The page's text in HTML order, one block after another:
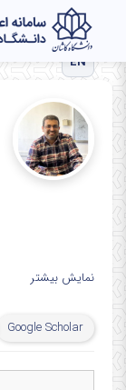
EN
نمایش بیشتر
Google Scholar